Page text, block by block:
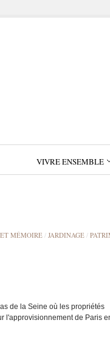
VIVRE ENSEMBLE
MÉMOIRE / JARDINAGE /
de la Seine où les propriétés
l'approvisionnement de Paris